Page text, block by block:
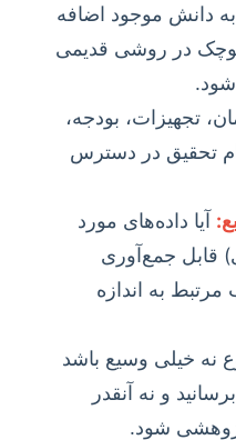
دانش موجود اضافه
در روشی قدیمی
تجهیزات، بودجه،
تحقیق در دسترس
آیا داده‌های مورد
قابل جمع‌آوری
مرتبط به اندازه
نه خیلی وسیع باشد
و نه آنقدر
شود.